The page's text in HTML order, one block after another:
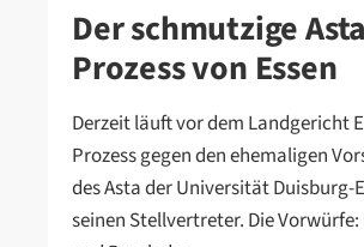
Der schmutzige
Prozess von Essen
Derzeit läuft vor dem Landgericht
Prozess gegen den ehemaligen
des Asta der Universität Duisburg-
seinen Stellvertreter. Die